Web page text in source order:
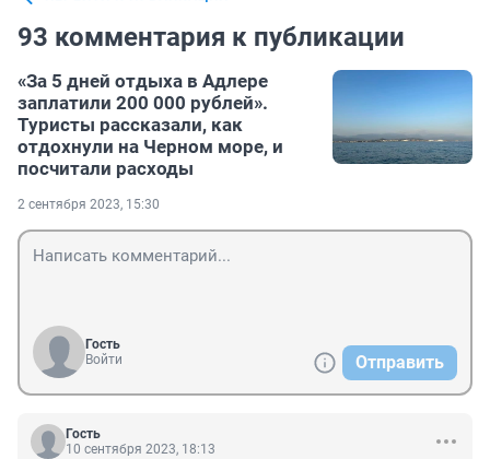
93 комментария к публикации
«За 5 дней отдыха в Адлере
заплатили 200 000 рублей».
Туристы рассказали, как
отдохнули на Черном море, и
посчитали расходы
2 сентября 2023, 15:30
Гость
Войти
Отправить
Гость
10 сентября 2023, 18:13